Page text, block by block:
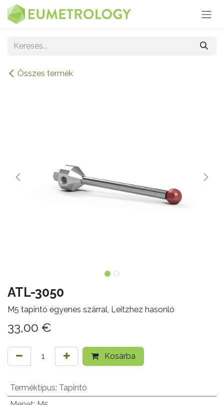
Kihagyás és továbblépés a tartalomhoz
Összes termék
ATL-3050
M5 tapintó egyenes szárral, Leitzhez hasonló
33,00 €
Kosárba
Terméktípus: Tapintó